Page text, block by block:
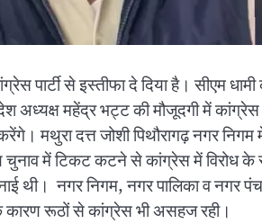
पार्टी से इस्तीफा दे दिया है। सीएम
अध्यक्ष महेंद्र भट्ट की मौजूदगी में
मथुरा दत्त जोशी पिथौरागढ़ नगर निगम
चुनाव में टिकट कटने से कांग्रेस में विरोध
थी। नगर निगम, नगर पालिका व नगर
रूठों से कांग्रेस भी असहज रही।